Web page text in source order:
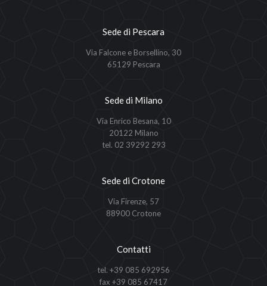
Sede di Pescara
Via Falcone e Borsellino, 30
65129 Pescara
Sede di Milano
Via Enrico Besana, 10
20122 Milano
tel. 02 39292 293
Sede di Crotone
Via Firenze, 57
88900 Crotone
Contatti
tel. +39 085 692956
fax +39 085 67417